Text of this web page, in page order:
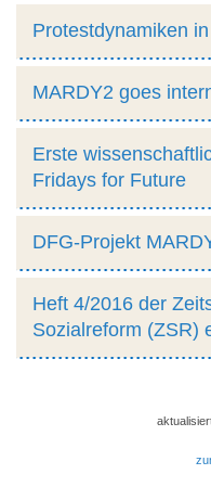
Protestdynamiken
MARDY2 goes
Erste
Fridays for Future
DFG-Projekt
Heft 4/2016 der
Sozialreform (ZSR)